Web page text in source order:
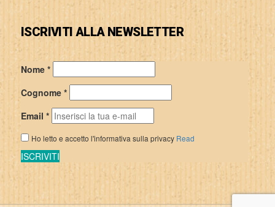
ISCRIVITI ALLA NEWSLETTER